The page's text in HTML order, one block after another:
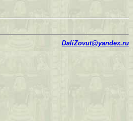
DaliZovut@yandex.ru